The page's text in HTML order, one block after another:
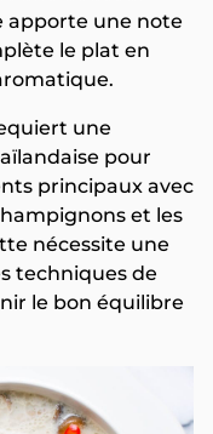
apporte une note
le plat en
une
pour
principaux avec
et les
nécessite une
techniques de
le bon équilibre